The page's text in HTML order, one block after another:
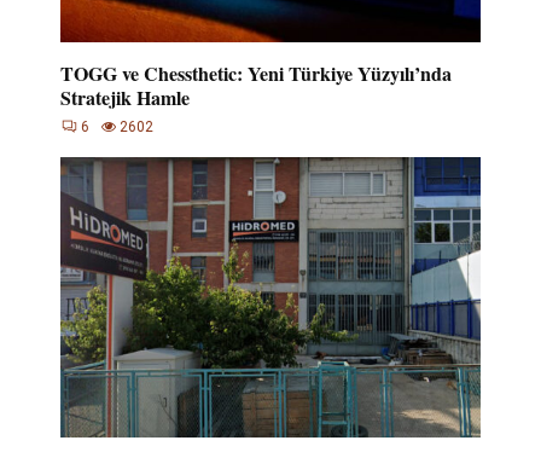
TOGG ve Chessthetic: Yeni Türkiye Yüzyılı’nda
Stratejik Hamle
6 2602